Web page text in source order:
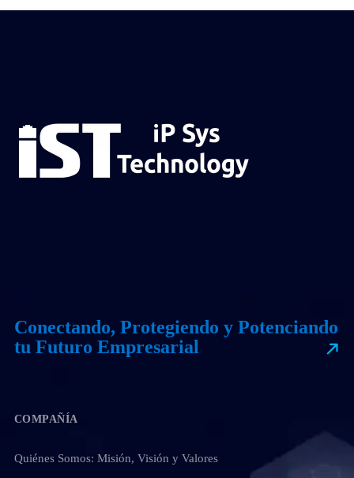
Conectando, Protegiendo y Potenciando
tu Futuro Empresarial
COMPAÑÍA
Quiénes Somos: Misión, Visión y Valores